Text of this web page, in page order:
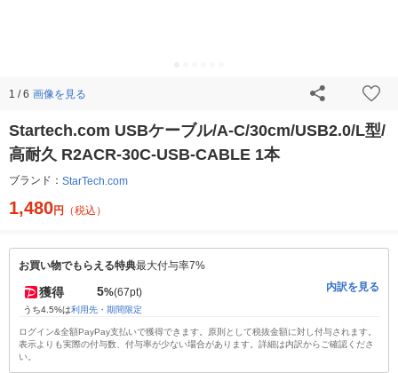
1 / 6 画像を見る
Startech.com USBケーブル/A-C/30cm/USB2.0/L型/
高耐久 R2ACR-30C-USB-CABLE 1本
ブランド： StarTech.com
1,480円 （税込）
お買い物でもらえる特典最大付与率7%
獲得 5%(67pt)
うち4.5%は利用先・期間限定
内訳を見る
ログイン&全額PayPay支払いで獲得できます。原則として税抜金額に対し付与されます。
表示よりも実際の付与数、付与率が少ない場合があります。詳細は内訳からご確認くださ
い。